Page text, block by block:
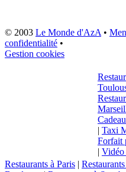
© 2003 Le Monde d'AzA •
confidentialité •
Gestion cookies
| Taxi
Forfait
| Vidéo
Restaurants à Paris |